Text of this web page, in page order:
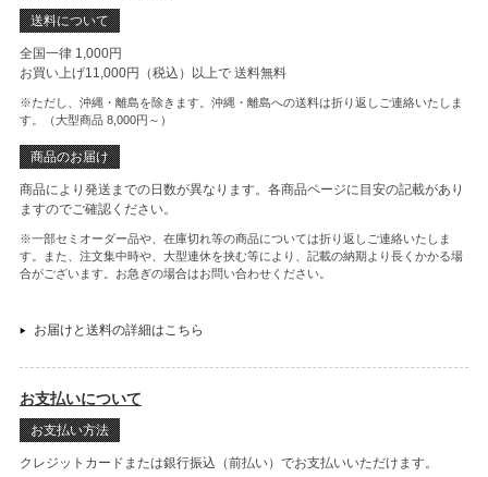
送料について
全国一律 1,000円
お買い上げ11,000円（税込）以上で 送料無料
※ただし、沖縄・離島を除きます。沖縄・離島への送料は折り返しご連絡いたしま
す。（大型商品 8,000円～）
商品のお届け
商品により発送までの日数が異なります。各商品ページに目安の記載があり
ますのでご確認ください。
※一部セミオーダー品や、在庫切れ等の商品については折り返しご連絡いたしま
す。また、注文集中時や、大型連休を挟む等により、記載の納期より長くかかる場
合がございます。お急ぎの場合はお問い合わせください。
お届けと送料の詳細はこちら
お支払いについて
お支払い方法
クレジットカードまたは銀行振込（前払い）でお支払いいただけます。